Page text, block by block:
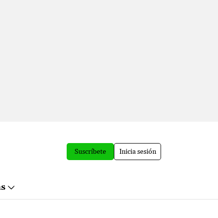
Suscríbete Inicia sesión